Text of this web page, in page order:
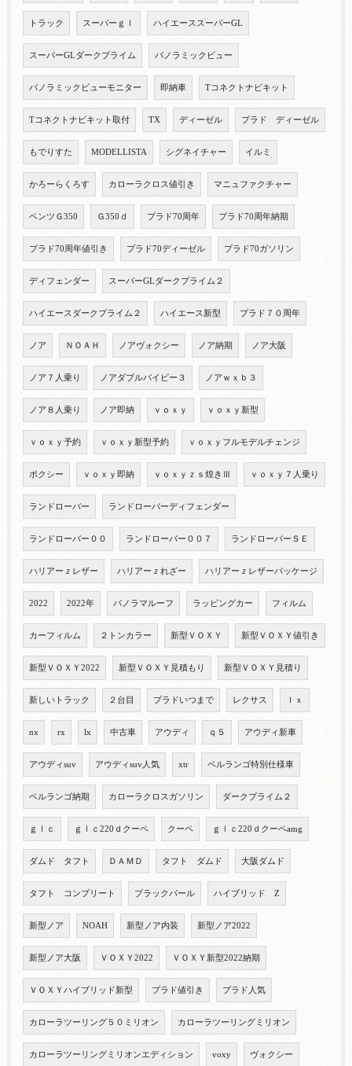
トラック スーパーｇｌ ハイエーススーパーGL
スーパーGLダークプライム パノラミックビュー
パノラミックビューモニター 即納車 Tコネクトナビキット
Tコネクトナビキット取付 TX ディーゼル プラド ディーゼル
もでりすた MODELLISTA シグネイチャー イルミ
かろーらくろす カローラクロス値引き マニュファクチャー
ベンツＧ350 Ｇ350ｄ プラド70周年 プラド70周年納期
プラド70周年値引き プラド70ディーゼル プラド70ガソリン
ディフェンダー スーパーGLダークプライム２
ハイエースダークプライム２ ハイエース新型 プラド７０周年
ノア ＮＯＡＨ ノアヴォクシー ノア納期 ノア大阪
ノア７人乗り ノアダブルバイビー３ ノアｗｘｂ３
ノア８人乗り ノア即納 ｖｏｘｙ ｖｏｘｙ新型
ｖｏｘｙ予約 ｖｏｘｙ新型予約 ｖｏｘｙフルモデルチェンジ
ボクシー ｖｏｘｙ即納 ｖｏｘｙｚｓ煌きⅢ ｖｏｘｙ７人乗り
ランドローバー ランドローバーディフェンダー
ランドローバー００ ランドローバー００７ ランドローバーＳＥ
ハリアーｚレザー ハリアーｚれざー ハリアーｚレザーパッケージ
2022 2022年 パノラマルーフ ラッピングカー フィルム
カーフィルム ２トンカラー 新型ＶＯＸＹ 新型ＶＯＸＹ値引き
新型ＶＯＸＹ2022 新型ＶＯＸＹ見積もり 新型ＶＯＸＹ見積り
新しいトラック ２台目 プラドいつまで レクサス ｌｘ
nx rx lx 中古車 アウディ ｑ５ アウディ新車
アウディsuv アウディsuv人気 xtr ベルランゴ特別仕様車
ベルランゴ納期 カローラクロスガソリン ダークプライム２
ｇｌｃ ｇｌｃ220ｄクーペ クーペ ｇｌｃ220ｄクーペamg
ダムド タフト ＤＡＭＤ タフト ダムド 大阪ダムド
タフト コンプリート ブラックパール ハイブリッド Z
新型ノア NOAH 新型ノア内装 新型ノア2022
新型ノア大阪 ＶＯＸＹ2022 ＶＯＸＹ新型2022納期
ＶＯＸＹハイブリッド新型 プラド値引き プラド人気
カローラツーリング５０ミリオン カローラツーリングミリオン
カローラツーリングミリオンエディション voxy ヴォクシー